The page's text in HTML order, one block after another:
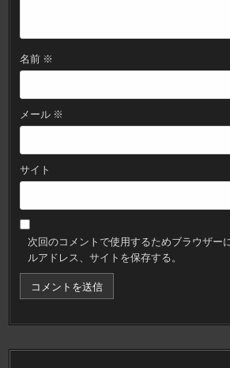
名前 ※
メール ※
サイト
次回のコメントで使用するためブラウザー
ルアドレス、サイトを保存する。